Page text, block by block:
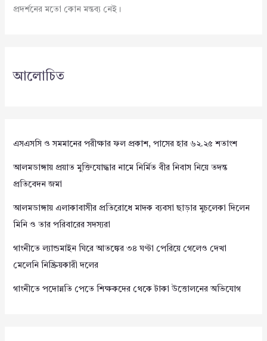
প্রদর্শনের মতো কোন মন্তব্য নেই।
আলোচিত
এসএসসি ও সমমানের পরীক্ষার ফল প্রকাশ, পাসের হার ৬২.২৫ শতাংশ
আলমডাঙ্গায় প্রয়াত মুক্তিযোদ্ধার নামে নির্মিত বীর নিবাস নিয়ে তদন্ত
প্রতিবেদন জমা
আলমডাঙ্গায় এলাকাবাসীর প্রতিরোধে মাদক ব্যবসা ছাড়ার মুচলেকা দিলেন
মিনি ও তার পরিবারের সদস্যরা
গাংনীতে ল্যান্ডমাইন ঘিরে আতঙ্কের ৩৪ ঘণ্টা পেরিয়ে গেলেও দেখা
মেলেনি নিষ্ক্রিয়কারী দলের
গাংনীতে পদোন্নতি পেতে শিক্ষকদের থেকে টাকা উত্তোলনের অভিযোগ